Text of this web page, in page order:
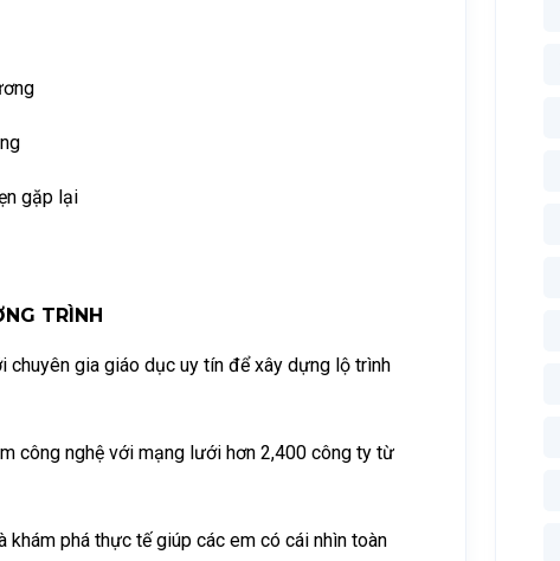
gặp lại
TRÌNH
gia giáo dục uy tín để xây dựng lộ trình
công nghệ với mạng lưới hơn 2,400 công ty từ
phá thực tế giúp các em có cái nhìn toàn